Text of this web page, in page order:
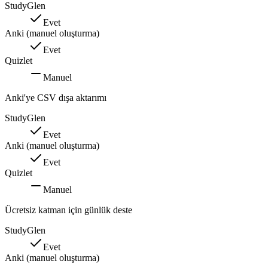
StudyGlen
Evet
Anki (manuel oluşturma)
Evet
Quizlet
Manuel
Anki'ye CSV dışa aktarımı
StudyGlen
Evet
Anki (manuel oluşturma)
Evet
Quizlet
Manuel
Ücretsiz katman için günlük deste
StudyGlen
Evet
Anki (manuel oluşturma)